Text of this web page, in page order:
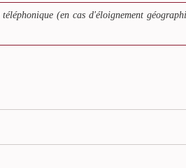
(en cas d'éloignement